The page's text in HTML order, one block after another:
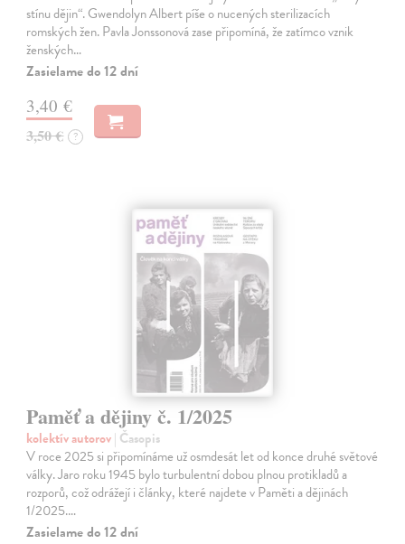
stínu dějin“. Gwendolyn Albert píše o nucených sterilizacích
romských žen. Pavla Jonssonová zase připomíná, že zatímco vznik
ženských…
Zasielame do 12 dní
3,40 €
3,50 € ?
Paměť a dějiny č. 1/2025
kolektív autorov| Časopis
V roce 2025 si připomínáme už osmdesát let od konce druhé světové
války. Jaro roku 1945 bylo turbulentní dobou plnou protikladů a
rozporů, což odrážejí i články, které najdete v Paměti a dějinách
1/2025.…
Zasielame do 12 dní